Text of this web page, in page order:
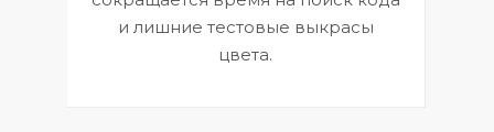
и лишние тестовые выкрасы
цвета.